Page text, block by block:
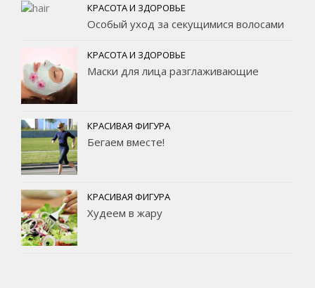
КРАСОТА И ЗДОРОВЬЕ
Особый уход за секущимися волосами
КРАСОТА И ЗДОРОВЬЕ
Маски для лица разглаживающие
КРАСИВАЯ ФИГУРА
Бегаем вместе!
КРАСИВАЯ ФИГУРА
Худеем в жару